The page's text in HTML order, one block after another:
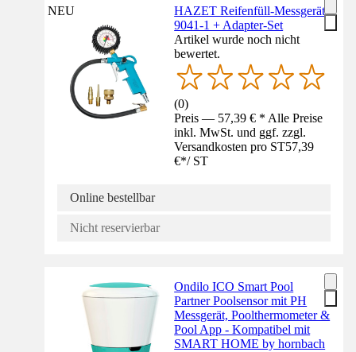
NEU
HAZET Reifenfüll-Messgerät
9041-1 + Adapter-Set
Artikel wurde noch nicht
bewertet.
(0)
Preis — 57,39 € * Alle Preise
inkl. MwSt. und ggf. zzgl.
Versandkosten pro ST57,39
€*/ ST
Online bestellbar
Nicht reservierbar
Ondilo ICO Smart Pool
Partner Poolsensor mit PH
Messgerät, Poolthermometer &
Pool App - Kompatibel mit
SMART HOME by hornbach